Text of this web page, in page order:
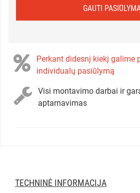
GAUTI
Perkant didesnį kiekį galime
individualų pasiūlymą
Visi montavimo darbai ir
aptarnavimas
TECHNINĖ INFORMACIJA